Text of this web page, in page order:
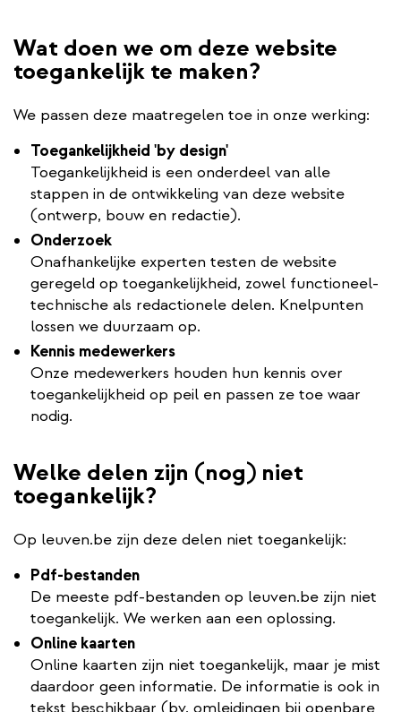
Wat doen we om deze website
toegankelijk te maken?
We passen deze maatregelen toe in onze werking:
Toegankelijkheid 'by design'
Toegankelijkheid is een onderdeel van alle
stappen in de ontwikkeling van deze website
(ontwerp, bouw en redactie).
Onderzoek
Onafhankelijke experten testen de website
geregeld op toegankelijkheid, zowel functioneel-
technische als redactionele delen. Knelpunten
lossen we duurzaam op.
Kennis medewerkers
Onze medewerkers houden hun kennis over
toegankelijkheid op peil en passen ze toe waar
nodig.
Welke delen zijn (nog) niet
toegankelijk?
Op leuven.be zijn deze delen niet toegankelijk:
Pdf-bestanden
De meeste pdf-bestanden op leuven.be zijn niet
toegankelijk. We werken aan een oplossing.
Online kaarten
Online kaarten zijn niet toegankelijk, maar je mist
daardoor geen informatie. De informatie is ook in